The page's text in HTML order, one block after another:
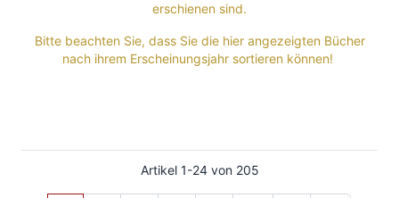
erschienen sind.
Bitte beachten Sie, dass Sie die hier angezeigten Bücher
nach ihrem Erscheinungsjahr sortieren können!
Artikel 1-24von 205